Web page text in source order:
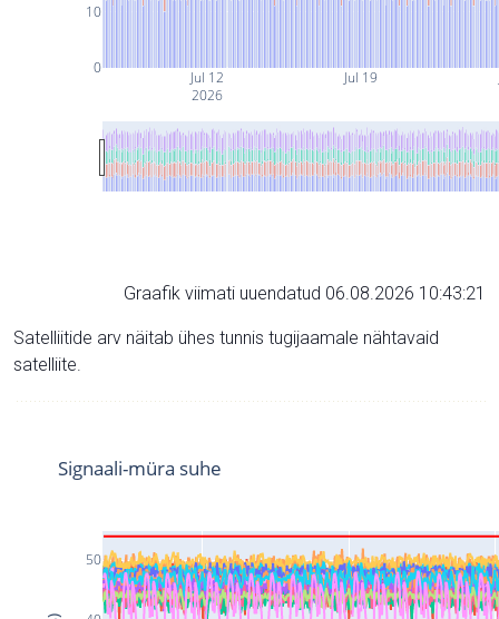
Jul 12
2026
Jul 19
0
10
Graafik viimati uuendatud 06.08.2026 10:43:21
Satelliitide arv näitab ühes tunnis tugijaamale nähtavaid
satelliite.
50
Signaali-müra suhe